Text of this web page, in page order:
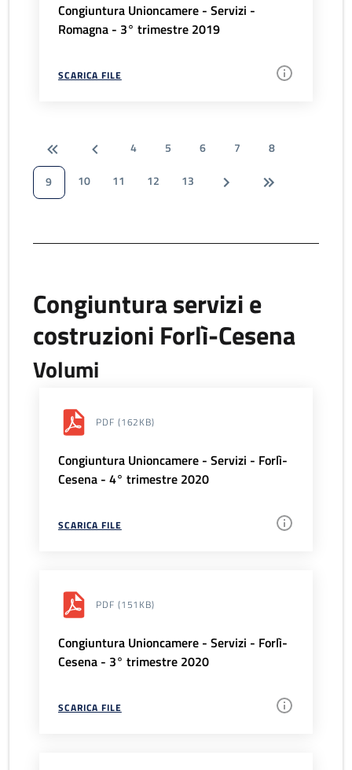
Congiuntura Unioncamere - Servizi -
Romagna - 3° trimestre 2019
SCARICA FILE
4 5 6 7
8
9
10 11 12 13
Congiuntura servizi e
costruzioni Forlì-Cesena
Volumi
PDF (162KB)
Congiuntura Unioncamere - Servizi - Forlì-
Cesena - 4° trimestre 2020
SCARICA FILE
PDF (151KB)
Congiuntura Unioncamere - Servizi - Forlì-
Cesena - 3° trimestre 2020
SCARICA FILE